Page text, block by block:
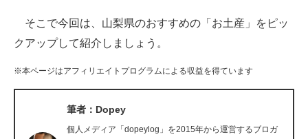
好きが集まる 比べて選べる
ビジネスと働き方のヒント
AI活用のいまが分かる
企業ITのトレンドを詳説
経営リーダーのコミュニティ
そこで今回は、山梨県のおすすめの「お土産」をピッ
クアップして紹介しましょう。
※本ページはアフィリエイトプログラムによる収益を得ています
筆者：Dopey
個人メディア「dopeylog」を2015年から運営するブロガ